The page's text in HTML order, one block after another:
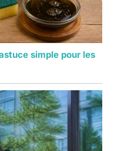
simple pour les